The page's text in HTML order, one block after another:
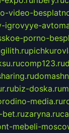
video-
igrovyye-
porno-
comp123.ru
biz-doska.ru
media.ru
bet.ruzaryna.ru
mebeli-